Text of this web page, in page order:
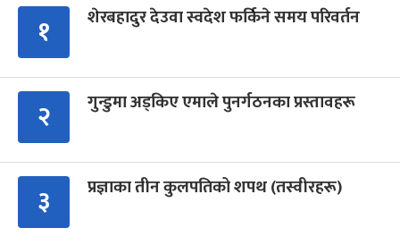
१ शेरबहादुर देउवा स्वदेश फर्किने समय परिवर्तन
२ गुन्डुमा अड्किए एमाले पुनर्गठनका प्रस्तावहरू
३ प्रज्ञाका तीन कुलपतिको शपथ (तस्वीरहरू)